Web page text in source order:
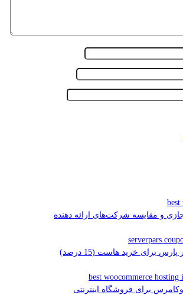
و مقایسه شرکت‌های ارائه دهنده
برای خرید هاست (15 درصد)
برای فروشگاه اینترنتی